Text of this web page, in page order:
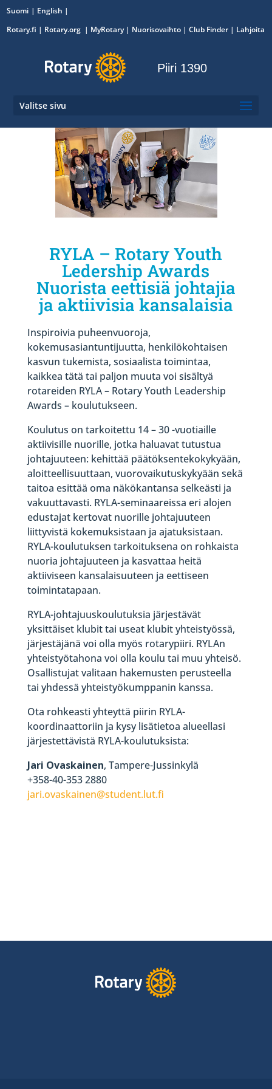
Suomi
English
Rotary.fi | Rotary.org | MyRotary| Nuorisovaihto | Club Finder | Lahjoita
Piiri 1390
Valitse sivu
RYLA – Rotary Youth
Ledership Awards
Nuorista eettisiä johtajia
ja aktiivisia kansalaisia
Inspiroivia puheenvuoroja,
kokemusasiantuntijuutta, henkilökohtaisen
kasvun tukemista, sosiaalista toimintaa,
kaikkea tätä tai paljon muuta voi sisältyä
rotareiden RYLA – Rotary Youth Leadership
Awards – koulutukseen.
Koulutus on tarkoitettu 14 – 30 -vuotiaille
aktiivisille nuorille, jotka haluavat tutustua
johtajuuteen: kehittää päätöksentekokykyään,
aloitteellisuuttaan, vuorovaikutuskykyään sekä
taitoa esittää oma näkökantansa selkeästi ja
vakuuttavasti. RYLA-seminaareissa eri alojen
edustajat kertovat nuorille johtajuuteen
liittyvistä kokemuksistaan ja ajatuksistaan.
RYLA-koulutuksen tarkoituksena on rohkaista
nuoria johtajuuteen ja kasvattaa heitä
aktiiviseen kansalaisuuteen ja eettiseen
toimintatapaan.
RYLA-johtajuuskoulutuksia järjestävät
yksittäiset klubit tai useat klubit yhteistyössä,
järjestäjänä voi olla myös rotarypiiri. RYLAn
yhteistyötahona voi olla koulu tai muu yhteisö.
Osallistujat valitaan hakemusten perusteella
tai yhdessä yhteistyökumppanin kanssa.
Ota rohkeasti yhteyttä piirin RYLA-
koordinaattoriin ja kysy lisätietoa alueellasi
järjestettävistä RYLA-koulutuksista:
Jari Ovaskainen, Tampere-Jussinkylä
+358-40-353 2880
jari.ovaskainen@student.lut.fi